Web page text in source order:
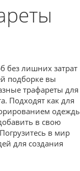
без лишних затрат
подборке вы
трафареты для
Подходят как для
в свою
в мир
для создания